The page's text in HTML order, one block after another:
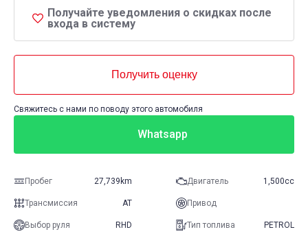
Получайте уведомления о скидках после
входа в систему
Получить оценку
Свяжитесь с нами по поводу этого автомобиля
Whatsapp
Пробег 27,739km Двигатель 1,500cc
Трансмиссия AT Привод
Выбор руля RHD Тип топлива PETROL